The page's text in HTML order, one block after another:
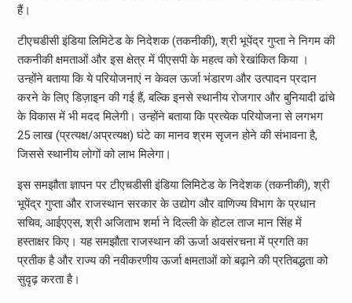
हैं।
टीएचडीसी इंडिया लिमिटेड के निदेशक (तकनीकी), श्री भूपेंद्र गुप्ता ने निगम की
तकनीकी क्षमताओं और इस क्षेत्र में पीएसपी के महत्व को रेखांकित किया ।
उन्होंने बताया कि ये परियोजनाएं न केवल ऊर्जा भंडारण और उत्पादन प्रदान
करने के लिए डिज़ाइन की गई हैं, बल्कि इनसे स्थानीय रोजगार और बुनियादी ढांचे
के विकास में भी मदद मिलेगी। उन्होंने बताया कि प्रत्येक परियोजना से लगभग
25 लाख (प्रत्यक्ष/अप्रत्यक्ष) घंटे का मानव श्रम सृजन होने की संभावना है,
जिससे स्थानीय लोगों को लाभ मिलेगा।
इस समझौता ज्ञापन पर टीएचडीसी इंडिया लिमिटेड के निदेशक (तकनीकी), श्री
भूपेंद्र गुप्ता और राजस्थान सरकार के उद्योग और वाणिज्य विभाग के प्रधान
सचिव, आईएएस, श्री अजिताभ शर्मा ने दिल्ली के होटल ताज मान सिंह में
हस्ताक्षर किए। यह समझौता राजस्थान की ऊर्जा अवसंरचना में प्रगति का
प्रतीक है और राज्य की नवीकरणीय ऊर्जा क्षमताओं को बढ़ाने की प्रतिबद्धता को
सुदृढ़ करता है।